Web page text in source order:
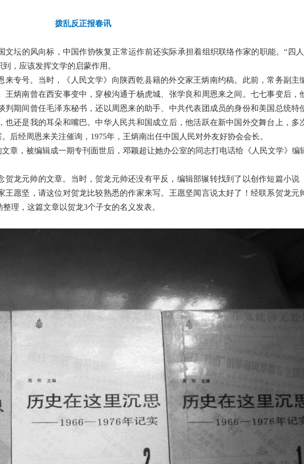
拨乱反正报春讯
文坛的风向标，中国作协恢复正常运作前还实际承担着组织联络作家的职能。“四
，应该发挥文学的启蒙作用。
来专号。当时，《人民文学》向陕西乾县籍的外交家王炳南约稿。此前，常务副主
炳南曾在西安事变中，穿梭沟通于杨虎城、张学良和周恩来之间。七七事变后，
期间曾任毛泽东秘书，还以周恩来的助手、中共代表团成员的身份和美国总统特
还是我的耳朵和嘴巴。中华人民共和国成立后，他活跃在新中国外交舞台上，多
后经周恩来关注催询，1975年，王炳南出任中国人民对外友好协会会长。
章，被编辑成一期专刊面世后，邓颖超让她办公室的同志打电话给《人民文学》编
贺龙元帅的文章。当时，贺龙元帅还没有平反，编辑部辗转找到了以创作短篇小说
愿坚，请这位对贺龙比较熟悉的作家来写。王愿坚闻言说太好了！经联系贺龙元
理，这篇文章以贺龙3个子女的名义发表。